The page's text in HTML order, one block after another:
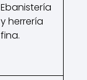
Ebanistería
y herrería
fina.